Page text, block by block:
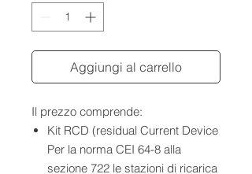
Aggiungi al carrello
Il prezzo comprende:
Kit RCD (residual Current Device
Per la norma CEI 64-8 alla
sezione 722 le stazioni di ricarica